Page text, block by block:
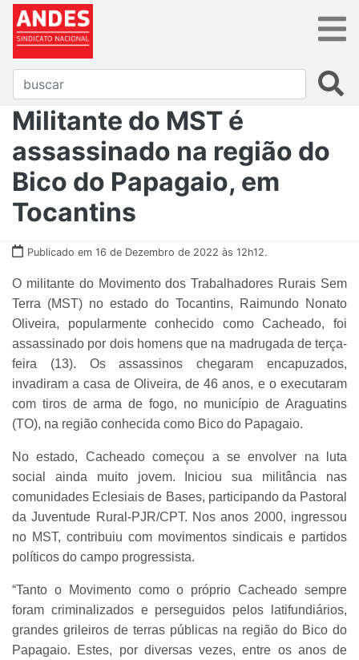
Militante do MST é
assassinado na região do
Bico do Papagaio, em
Tocantins
Publicado em 16 de Dezembro de 2022 às 12h12.
O militante do Movimento dos Trabalhadores Rurais Sem
Terra (MST) no estado do Tocantins, Raimundo Nonato
Oliveira, popularmente conhecido como Cacheado, foi
assassinado por dois homens que na madrugada de terça-
feira (13). Os assassinos chegaram encapuzados,
invadiram a casa de Oliveira, de 46 anos, e o executaram
com tiros de arma de fogo, no município de Araguatins
(TO), na região conhecida como Bico do Papagaio.
No estado, Cacheado começou a se envolver na luta
social ainda muito jovem. Iniciou sua militância nas
comunidades Eclesiais de Bases, participando da Pastoral
da Juventude Rural-PJR/CPT. Nos anos 2000, ingressou
no MST, contribuiu com movimentos sindicais e partidos
políticos do campo progressista.
“Tanto o Movimento como o próprio Cacheado sempre
foram criminalizados e perseguidos pelos latifundiários,
grandes grileiros de terras públicas na região do Bico do
Papagaio. Estes, por diversas vezes, entre os anos de